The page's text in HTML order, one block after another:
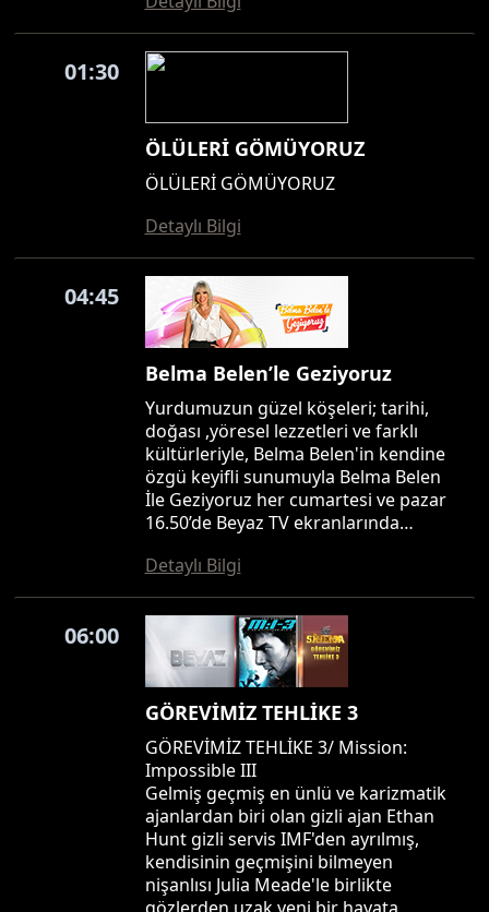
01:30
ÖLÜLERİ GÖMÜYORUZ
ÖLÜLERİ GÖMÜYORUZ
Detaylı Bilgi
04:45
Belma Belen’le Geziyoruz
Yurdumuzun güzel köşeleri; tarihi,
doğası ,yöresel lezzetleri ve farklı
kültürleriyle, Belma Belen'in kendine
özgü keyifli sunumuyla Belma Belen
İle Geziyoruz her cumartesi ve pazar
16.50’de Beyaz TV ekranlarında…
Detaylı Bilgi
06:00
GÖREVİMİZ TEHLİKE 3
GÖREVİMİZ TEHLİKE 3/ Mission:
Impossible III
Gelmiş geçmiş en ünlü ve karizmatik
ajanlardan biri olan gizli ajan Ethan
Hunt gizli servis IMF'den ayrılmış,
kendisinin geçmişini bilmeyen
nişanlısı Julia Meade'le birlikte